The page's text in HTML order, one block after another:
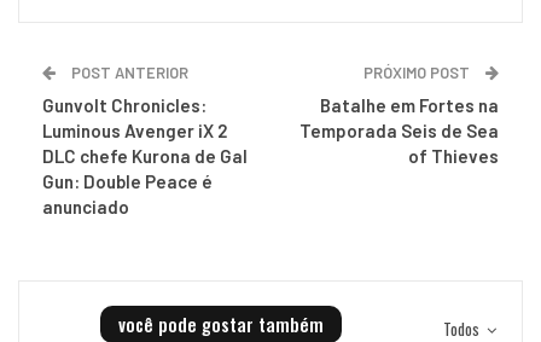
POST ANTERIOR
Gunvolt Chronicles:
Luminous Avenger iX 2
DLC chefe Kurona de Gal
Gun: Double Peace é
anunciado
PRÓXIMO POST
Batalhe em Fortes na
Temporada Seis de Sea
of Thieves
Todos
você pode gostar também